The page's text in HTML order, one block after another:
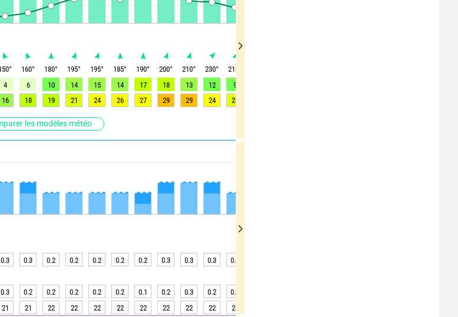
les modèles météo
° 160° 180° 195° 195° 185° 190° 200° 210° 230° 210
4 6 10 14 15 14 17 18 13 12 9
16 18 19 21 24 26 27 29 29 24 23
0.3 0.3 0.2 0.2 0.2 0.2 0.2 0.3 0.3 0.3 0.2
0.3 0.2 0.2 0.2 0.2 0.2 0.1 0.2 0.3 0.2 0.2
21 21 22 22 22 22 22 22 22 22 22